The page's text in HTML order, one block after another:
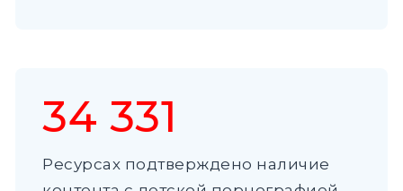
34 331
Ресурсах подтверждено наличие